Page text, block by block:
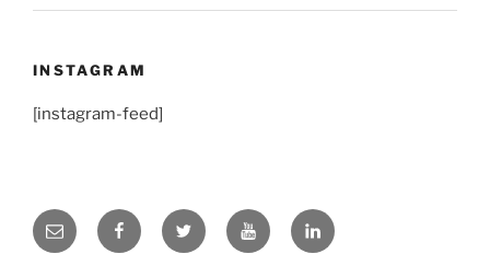
INSTAGRAM
[instagram-feed]
Mail FacebookTwitter YouTube
LinkedIn